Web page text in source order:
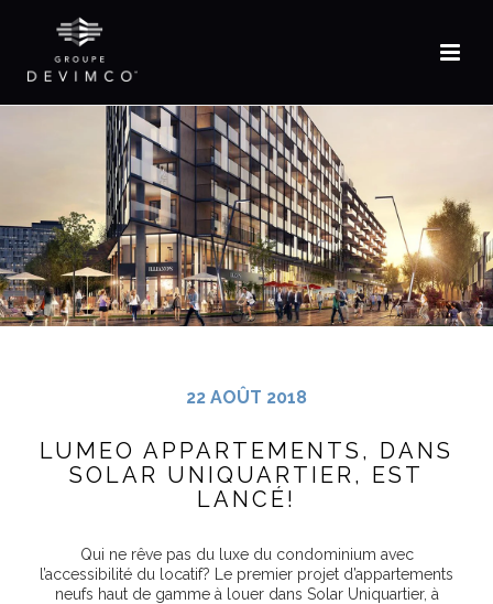
EN
22 AOÛT 2018
LUMEO APPARTEMENTS, DANS
SOLAR UNIQUARTIER, EST
LANCÉ!
Qui ne rêve pas du luxe du condominium avec
l’accessibilité du locatif? Le premier projet d’appartements
neufs haut de gamme à louer dans Solar Uniquartier, à